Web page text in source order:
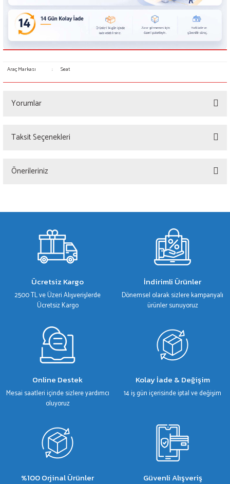
Araç Markası : Seat
Yorumlar
Taksit Seçenekleri
Önerileriniz
gördüğünüz noktaları öneri formunu kullanarak tarafımıza iletebilirsiniz.
Ürün resmi kalitesiz, bozuk veya görüntülenemiyor.
Ürün açıklamasında eksik bilgiler bulunuyor.
Ürün fiyatı diğer sitelerden daha pahalı.
Bu ürüne benzer farklı alternatifler olmalı.
Ücretsiz Kargo
2500 TL ve Üzeri Alışverişlerde
Ücretsiz Kargo
İndirimli Ürünler
Dönemsel olarak sizlere kampanyalı
ürünler sunuyoruz
Online Destek
Mesai saatleri içinde sizlere yardımcı
oluyoruz
Kolay İade & Değişim
14 iş gün içerisinde iptal ve değişim
%100 Orjinal Ürünler Güvenli Alışveriş